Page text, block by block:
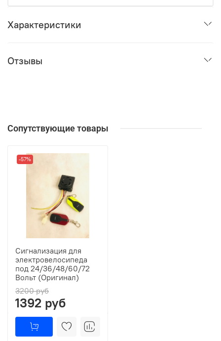
Характеристики
Отзывы
Сопутствующие товары
-57%
Сигнализация для
электровелосипеда
под 24/36/48/60/72
Вольт (Оригинал)
3200 руб
1392 руб